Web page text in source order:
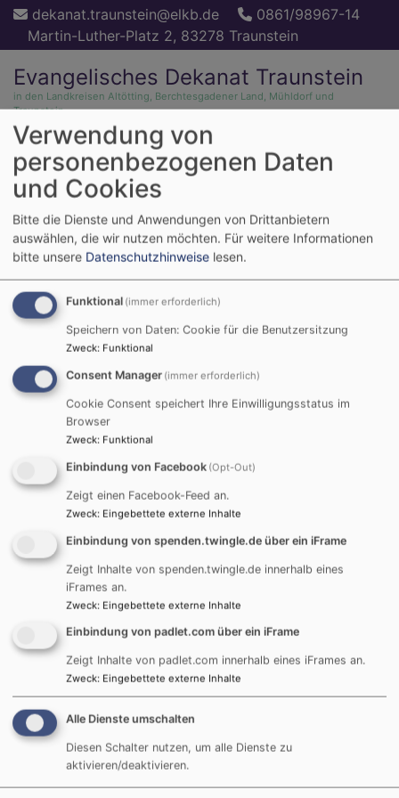
Direkt
Inhalt
dekanat.traunstein@elkb.de
0861/98967-14
Martin-Luther-Platz 2, 83278 Traunstein
Evangelisches Dekanat Traunstein
in den Landkreisen Altötting, Berchtesgadener Land, Mühldorf und
Traunstein
Hauptnavigation
Startseite Wer wir sind
Traunstein
Seelsorgeangebote
im Dekanat
Traunstein
Hauptnavigation
Aktuelles
Dekanat
Gemeinden
Fußbereichsmenü
Kontakt
Cookie-Einstellungen
Impressum
Verwendung von
personenbezogenen Daten
und Cookies
Bitte die Dienste und Anwendungen von Drittanbietern
auswählen, die wir nutzen möchten. Für weitere Informationen
bitte unsere Datenschutzhinweise lesen.
Funktional (immer erforderlich)
Speichern von Daten: Cookie für die Benutzersitzung
Zweck: Funktional
Consent Manager (immer erforderlich)
Cookie Consent speichert Ihre Einwilligungsstatus im
Browser
Zweck: Funktional
Einbindung von Facebook (Opt-Out)
Zeigt einen Facebook-Feed an.
Zweck: Eingebettete externe Inhalte
Einbindung von spenden.twingle.de über ein iFrame
Zeigt Inhalte von spenden.twingle.de innerhalb eines
iFrames an.
Zweck: Eingebettete externe Inhalte
Einbindung von padlet.com über ein iFrame
Zeigt Inhalte von padlet.com innerhalb eines iFrames an.
Zweck: Eingebettete externe Inhalte
Alle Dienste umschalten
Diesen Schalter nutzen, um alle Dienste zu
aktivieren/deaktivieren.